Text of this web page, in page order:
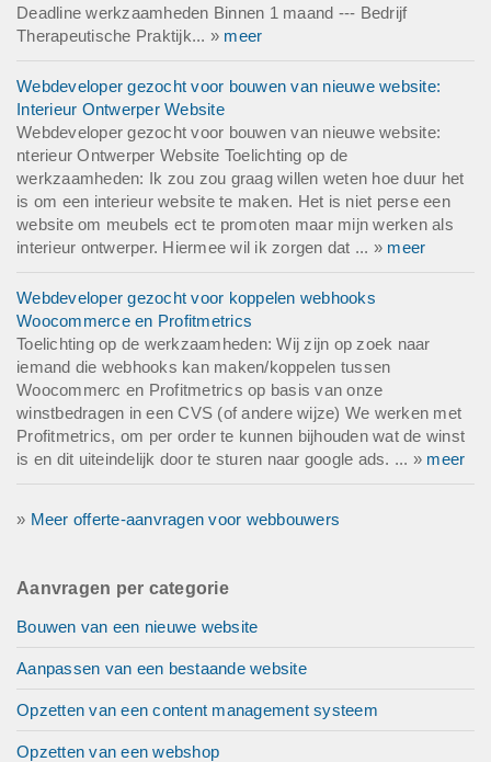
Deadline werkzaamheden Binnen 1 maand --- Bedrijf
Therapeutische Praktijk... » meer
Webdeveloper gezocht voor bouwen van nieuwe website:
Interieur Ontwerper Website
Webdeveloper gezocht voor bouwen van nieuwe website:
nterieur Ontwerper Website Toelichting op de
werkzaamheden: Ik zou zou graag willen weten hoe duur het
is om een interieur website te maken. Het is niet perse een
website om meubels ect te promoten maar mijn werken als
interieur ontwerper. Hiermee wil ik zorgen dat ... » meer
Webdeveloper gezocht voor koppelen webhooks
Woocommerce en Profitmetrics
Toelichting op de werkzaamheden: Wij zijn op zoek naar
iemand die webhooks kan maken/koppelen tussen
Woocommerc en Profitmetrics op basis van onze
winstbedragen in een CVS (of andere wijze) We werken met
Profitmetrics, om per order te kunnen bijhouden wat de winst
is en dit uiteindelijk door te sturen naar google ads. ... » meer
» Meer offerte-aanvragen voor webbouwers
Aanvragen per categorie
Bouwen van een nieuwe website
Aanpassen van een bestaande website
Opzetten van een content management systeem
Opzetten van een webshop